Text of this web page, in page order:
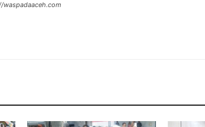
waspadaaceh.com